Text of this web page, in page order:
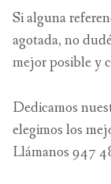
Si alguna
agotada, no
mejor posible y
Dedicamos
elegimos los
Llámanos 947